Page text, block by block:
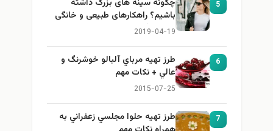
5
چگونه سینه های بزرگ داشته
باشیم؟ راهکارهای طبیعی و خانگی
برای بزرگ کردن سینه
2019-04-19
6
طرز تهيه مرباي آلبالو خوشرنگ و
عالي + نكات مهم
2015-07-25
7
طرز تهيه حلوا مجلسي زعفراني به